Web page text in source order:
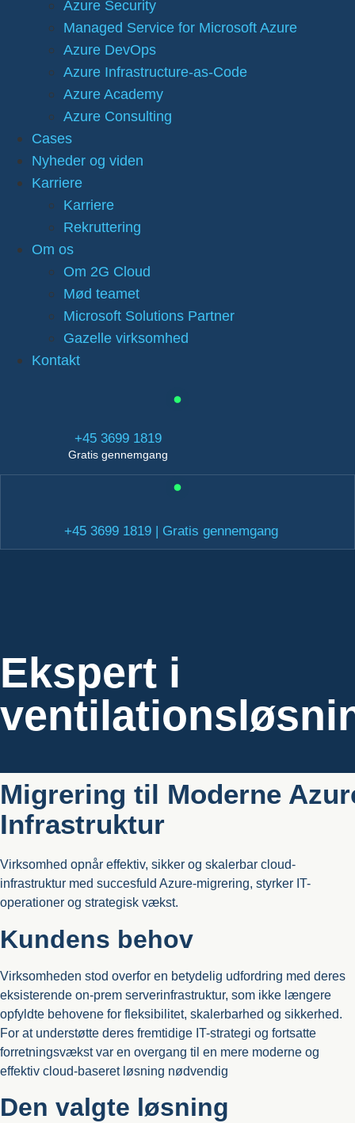
Azure Security
Managed Service for Microsoft Azure
Azure DevOps
Azure Infrastructure-as-Code
Azure Academy
Azure Consulting
Cases
Nyheder og viden
Karriere
Karriere
Rekruttering
Om os
Om 2G Cloud
Mød teamet
Microsoft Solutions Partner
Gazelle virksomhed
Kontakt
+45 3699 1819
Gratis gennemgang
+45 3699 1819 | Gratis gennemgang
Ekspert i
Migrering til Moderne
Infrastruktur
Virksomhed opnår effektiv, sikker og skalerbar cloud-
infrastruktur med succesfuld Azure-migrering, styrker IT-
operationer og strategisk vækst.
Kundens behov
Virksomheden stod overfor en betydelig udfordring med deres
eksisterende on-prem serverinfrastruktur, som ikke længere
opfyldte behovene for fleksibilitet, skalerbarhed og sikkerhed.
For at understøtte deres fremtidige IT-strategi og fortsatte
forretningsvækst var en overgang til en mere moderne og
effektiv cloud-baseret løsning nødvendig
Den valgte løsning